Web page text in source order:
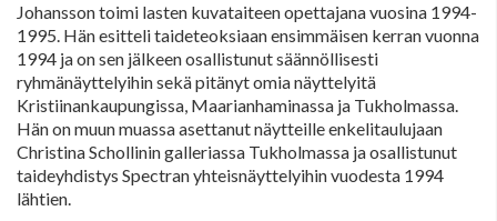
Johansson toimi lasten kuvataiteen opettajana vuosina 1994-
1995. Hän esitteli taideteoksiaan ensimmäisen kerran vuonna
1994 ja on sen jälkeen osallistunut säännöllisesti
ryhmänäyttelyihin sekä pitänyt omia näyttelyitä
Kristiinankaupungissa, Maarianhaminassa ja Tukholmassa.
Hän on muun muassa asettanut näytteille enkelitaulujaan
Christina Schollinin galleriassa Tukholmassa ja osallistunut
taideyhdistys Spectran yhteisnäyttelyihin vuodesta 1994
lähtien.